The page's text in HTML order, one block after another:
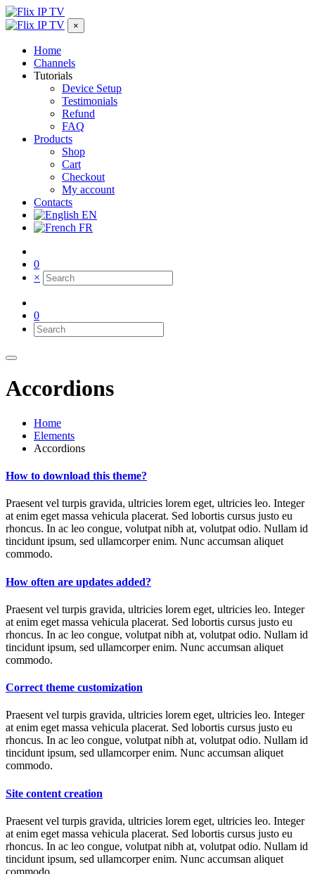
×
Home
Channels
Tutorials
Device Setup
Testimonials
Refund
FAQ
Products
Shop
Cart
Checkout
My account
Contacts
EN
FR
0
×
0
Accordions
Home
Elements
Accordions
How to download this theme?
Praesent vel turpis gravida, ultricies lorem eget, ultricies leo. Integer
at enim eget massa vehicula placerat. Sed lobortis cursus justo eu
rhoncus. In ac leo congue, volutpat nibh at, volutpat odio. Nullam id
tincidunt ipsum, sed ullamcorper enim. Nunc accumsan aliquet
commodo.
How often are updates added?
Praesent vel turpis gravida, ultricies lorem eget, ultricies leo. Integer
at enim eget massa vehicula placerat. Sed lobortis cursus justo eu
rhoncus. In ac leo congue, volutpat nibh at, volutpat odio. Nullam id
tincidunt ipsum, sed ullamcorper enim. Nunc accumsan aliquet
commodo.
Correct theme customization
Praesent vel turpis gravida, ultricies lorem eget, ultricies leo. Integer
at enim eget massa vehicula placerat. Sed lobortis cursus justo eu
rhoncus. In ac leo congue, volutpat nibh at, volutpat odio. Nullam id
tincidunt ipsum, sed ullamcorper enim. Nunc accumsan aliquet
commodo.
Site content creation
Praesent vel turpis gravida, ultricies lorem eget, ultricies leo. Integer
at enim eget massa vehicula placerat. Sed lobortis cursus justo eu
rhoncus. In ac leo congue, volutpat nibh at, volutpat odio. Nullam id
tincidunt ipsum, sed ullamcorper enim. Nunc accumsan aliquet
commodo.